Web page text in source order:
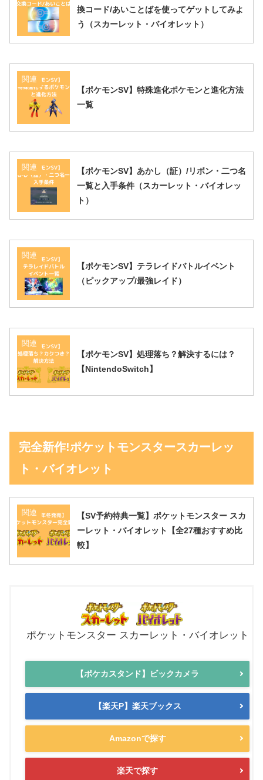
換コード/あいことばを使ってゲットしてみよ
う（スカーレット・バイオレット）
関連
【ポケモンSV】特殊進化ポケモンと進化方法
一覧
関連
【ポケモンSV】あかし（証）/リボン・二つ名
一覧と入手条件（スカーレット・バイオレッ
ト）
関連
【ポケモンSV】テラレイドバトルイベント
（ピックアップ/最強レイド）
関連
【ポケモンSV】処理落ち？解決するには？
【NintendoSwitch】
完全新作!ポケットモンスタースカーレッ
ト・バイオレット
関連
【SV予約特典一覧】ポケットモンスター スカ
ーレット・バイオレット【全27種おすすめ比
較】
ポケットモンスター スカーレット・バイオレット
【ポケカスタンド】ビックカメラ
【楽天P】楽天ブックス
Amazonで探す
楽天で探す